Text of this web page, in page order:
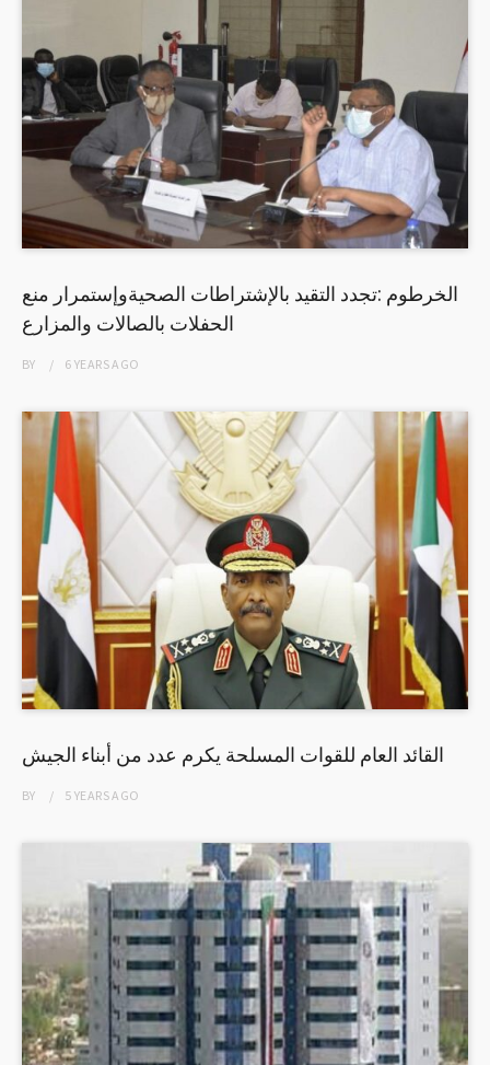
الخرطوم :تجدد التقيد بالإشتراطات الصحيةوإستمرار منع
الحفلات بالصالات والمزارع
BY 6 YEARSAGO
القائد العام للقوات المسلحة يكرم عدد من أبناء الجيش
BY 5 YEARSAGO